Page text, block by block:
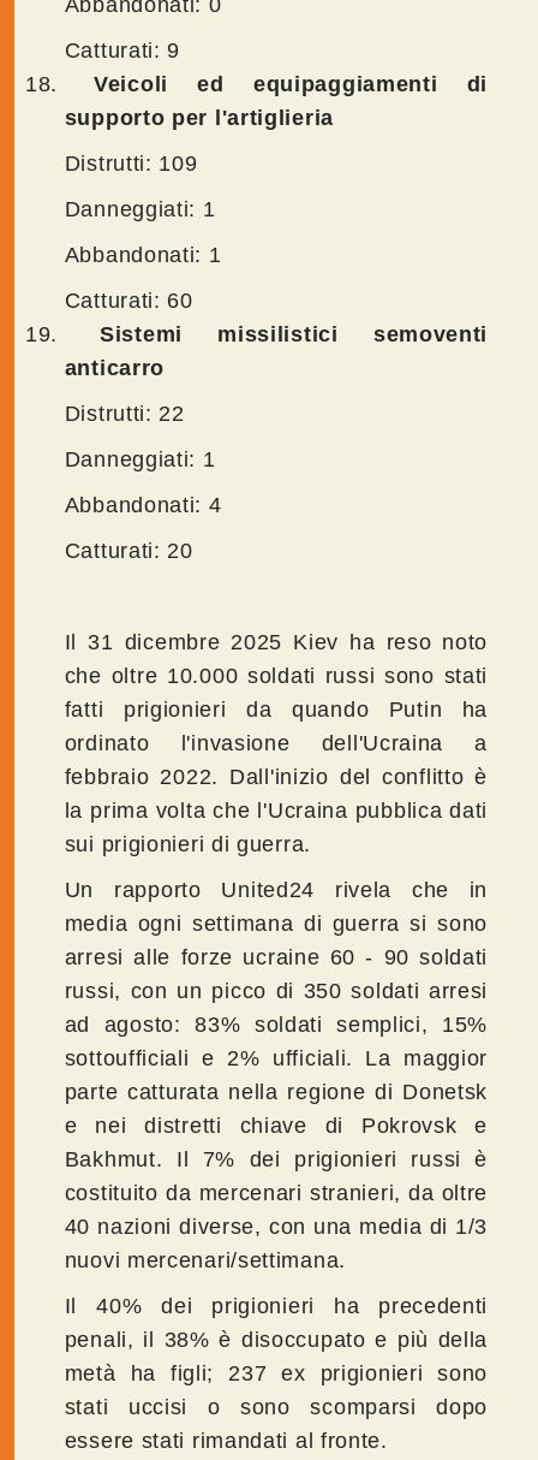
Abbandonati: 0
Catturati: 9
Veicoli ed equipaggiamenti di
supporto per l'artiglieria
Distrutti: 109
Danneggiati: 1
Abbandonati: 1
Catturati: 60
Sistemi missilistici semoventi
anticarro
Distrutti: 22
Danneggiati: 1
Abbandonati: 4
Catturati: 20
Il 31 dicembre 2025 Kiev ha reso noto
che oltre 10.000 soldati russi sono stati
fatti prigionieri da quando Putin ha
ordinato l'invasione dell'Ucraina a
febbraio 2022. Dall'inizio del conflitto è
la prima volta che l'Ucraina pubblica dati
sui prigionieri di guerra.
Un rapporto United24 rivela che in
media ogni settimana di guerra si sono
arresi alle forze ucraine 60 - 90 soldati
russi, con un picco di 350 soldati arresi
ad agosto: 83% soldati semplici, 15%
sottoufficiali e 2% ufficiali. La maggior
parte catturata nella regione di Donetsk
e nei distretti chiave di Pokrovsk e
Bakhmut. Il 7% dei prigionieri russi è
costituito da mercenari stranieri, da oltre
40 nazioni diverse, con una media di 1/3
nuovi mercenari/settimana.
Il 40% dei prigionieri ha precedenti
penali, il 38% è disoccupato e più della
metà ha figli; 237 ex prigionieri sono
stati uccisi o sono scomparsi dopo
essere stati rimandati al fronte.